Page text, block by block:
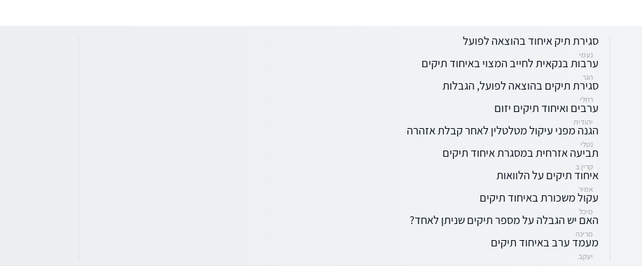
סגירת תיק איחוד בהוצאה לפועל
נעמי
ערבות בנקאית לחייב המצוי באיחוד תיקים
הגר
סגירת תיקים בהוצאה לפועל, הגבלות
רחלי
ערבים ואיחוד תיקים יזום
יהודית
הגנה מפני עיקול מטלטלין לאחר קבלת אזהרה
נטלי
תביעה אזרחית במסגרת איחוד תיקים
קרין ב
איחוד תיקים על הלוואות
אמיר
עקול משכורת באיחוד תיקים
מיכל
האם יש הגבלה על מספר תיקים שניתן לאחד?
מרינה
מעמד ערב באיחוד תיקים
יעקב